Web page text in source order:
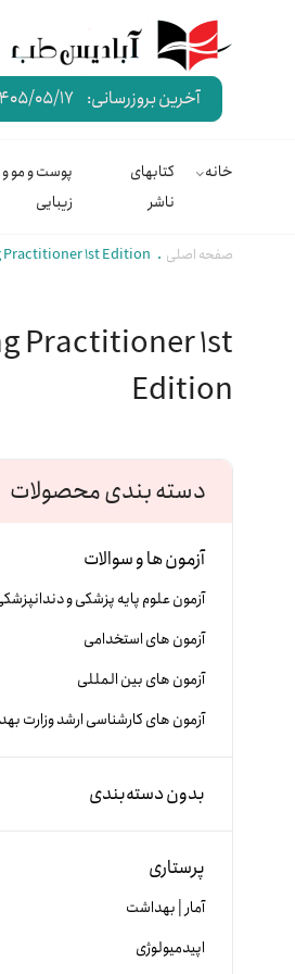
آخرین بروزرسانی: 05/17
خانه
کتابهای
ناشر
پوست و مو و
زیبایی
صفحه اصلی 1st Edition
Practitioner 1st
Edition
دسته بندی محصولات
آزمون ها و سوالات
آزمون علوم پایه پزشکی و
آزمون های استخدامی
آزمون های بین المللی
آزمون های کارشناسی ارشد وزارت
بدون دسته‌بندی
پرستاری
آمار | بهداشت
اپیدمیولوژی